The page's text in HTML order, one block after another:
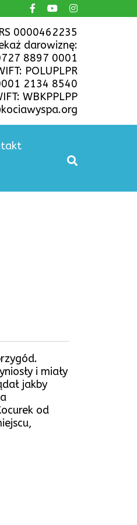
0000462235
darowiznę:
8897 0001
POLUPLPR
2134 8540
WBKPPLPP
i miały
jakby
od